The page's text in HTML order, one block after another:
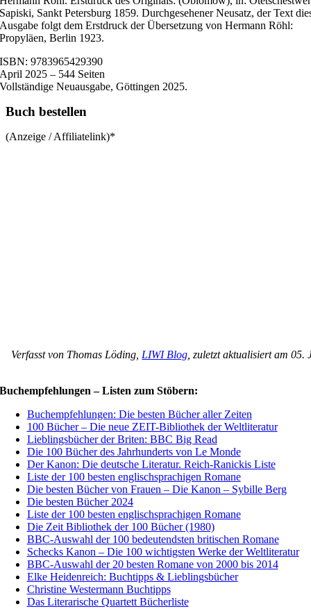
Sankt Petersburg 1859. Durchgesehener Neusatz, der Text
folgt dem Erstdruck der Übersetzung von Hermann Röhl:
Berlin 1923.
9783965429390
2025 – 544 Seiten
Neuausgabe, Göttingen 2025.
Buch bestellen
(Anzeige / Affiliatelink)*
Verfasst von Thomas Löding,LIWI Blog, zuletzt aktualisiert am 05.
– Listen zum Stöbern:
Buchempfehlungen: Die besten Bücher aller Zeiten
100 Bücher – Die neue ZEIT-Bibliothek der Weltliteratur
Lieblingsbücher der Briten: BBC Big Read
Die 100 Bücher des Jahrhunderts von Le Monde
Der Kanon: Die deutsche Literatur. Reich-Ranickis Liste
Liste der 100 besten englischsprachigen Romane
Die besten Bücher von Frauen – Die Kanon – Sybille Berg
Die besten Bücher 2024
Liste der 100 besten englischsprachigen Romane
Die Zeit Bibliothek der 100 Bücher (1980)
BBC-Auswahl der 100 bedeutendsten britischen Romane
Schecks Kanon – Die 100 wichtigsten Werke der Weltliteratur
BBC-Auswahl der 20 besten Romane von 2000 bis 2014
Elke Heidenreich: Buchtipps & Lieblingsbücher
Christine Westermann Buchtipps
Das Literarische Quartett Bücherliste